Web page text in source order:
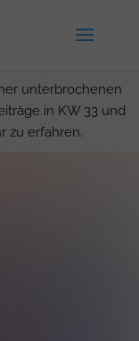
unterbrochenen
in KW 33 und
zu erfahren.